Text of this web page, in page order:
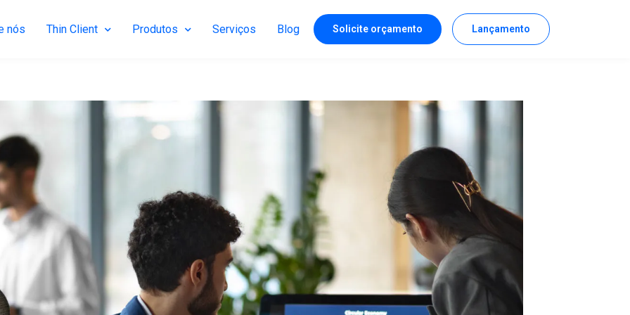
nós Thin Client Produtos Serviços Blog Solicite orçamento Lançamento